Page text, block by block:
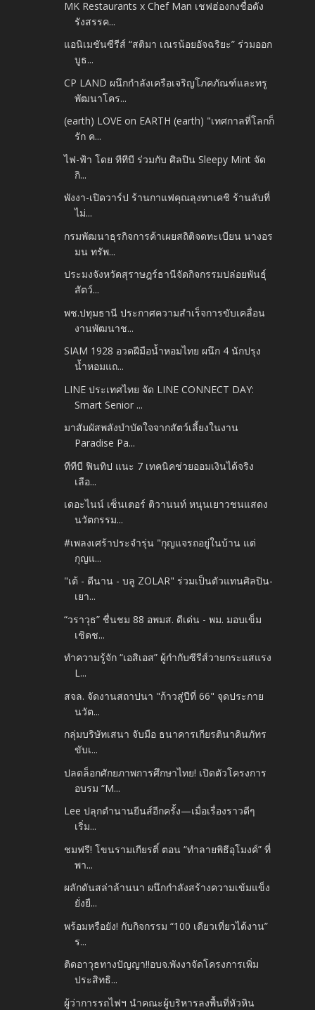
MK Restaurants x Chef Man เชฟฮ่องกงชื่อดัง
รังสรรค...
แอนิเมชันซีรีส์ “สติมา เณรน้อยอัจฉริยะ” ร่วมออก
บูธ...
CP LAND ผนึกกำลังเครือเจริญโภคภัณฑ์และทรู
พัฒนาโคร...
(earth) LOVE on EARTH (earth) "เทศกาลที่โลกก็
รัก ค...
ไฟ-ฟ้า โดย ทีทีบี ร่วมกับ ศิลปิน Sleepy Mint จัด
กิ...
พังงา-เปิดวาร์ป ร้านกาแฟคุณลุงทาเคชิ ร้านลับที่
ไม่...
กรมพัฒนาธุรกิจการค้าเผยสถิติจดทะเบียน นางอร
มน ทรัพ...
ประมงจังหวัดสุราษฎร์ธานีจัดกิจกรรมปล่อยพันธุ์
สัตว์...
พช.ปทุมธานี ประกาศความสำเร็จการขับเคลื่อน
งานพัฒนาช...
SIAM 1928 อวดฝีมือน้ำหอมไทย ผนึก 4 นักปรุง
น้ำหอมแถ...
LINE ประเทศไทย จัด LINE CONNECT DAY:
Smart Senior ...
มาสัมผัสพลังบำบัดใจจากสัตว์เลี้ยงในงาน
Paradise Pa...
ทีทีบี ฟินทิป แนะ 7 เทคนิคช่วยออมเงินได้จริง
เลือ...
เดอะไนน์ เซ็นเตอร์ ติวานนท์ หนุนเยาวชนแสดง
นวัตกรรม...
#เพลงเศร้าประจำรุ่น "กุญแจรถอยู่ในบ้าน แต่
กุญแ...
"เต้ - ดีนาน - บลู ZOLAR" ร่วมเป็นตัวแทนศิลปิน-
เยา...
“วราวุธ” ชื่นชม 88 อพมส. ดีเด่น - พม. มอบเข็ม
เชิดช...
ทำความรู้จัก “เอสิเอส” ผู้กำกับซีรีส์วายกระแสแรง
L...
สจล. จัดงานสถาปนา "ก้าวสู่ปีที่ 66" จุดประกาย
นวัต...
กลุ่มบริษัทเสนา จับมือ ธนาคารเกียรตินาคินภัทร
ขับเ...
ปลดล็อกศักยภาพการศึกษาไทย! เปิดตัวโครงการ
อบรม “M...
Lee ปลุกตำนานยีนส์อีกครั้ง—เมื่อเรื่องราวดีๆ
เริ่ม...
ชมฟรี! โขนรามเกียรติ์ ตอน “ทำลายพิธีอุโมงค์” ที่
พา...
ผลักดันสล่าล้านนา ผนึกกำลังสร้างความเข้มแข็ง
ยั่งยื...
พร้อมหรือยัง! กับกิจกรรม “100 เดียวเที่ยวได้งาน”
ร...
ติดอาวุธทางปัญญา!!อบจ.พังงาจัดโครงการเพิ่ม
ประสิทธิ...
ผู้ว่าการรถไฟฯ นำคณะผู้บริหารลงพื้นที่หัวหิน